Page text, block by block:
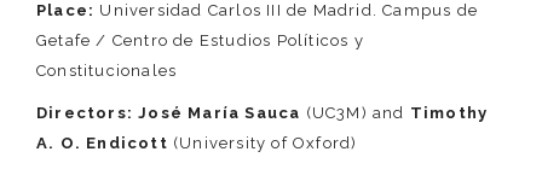
Place: Universidad Carlos III de Madrid. Campus de
Getafe / Centro de Estudios Políticos y
Constitucionales
Directors: José María Sauca (UC3M) and Timothy
A. O. Endicott (University of Oxford)